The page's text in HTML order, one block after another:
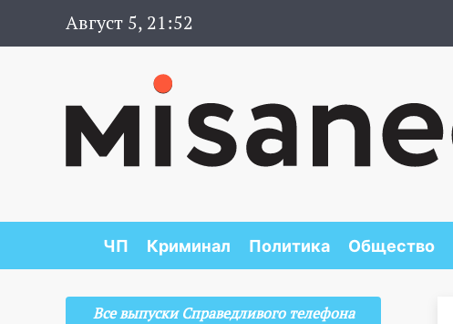
Август 5, 21:52
ЧП Криминал Политика Общество
Все выпуски Справедливого телефона